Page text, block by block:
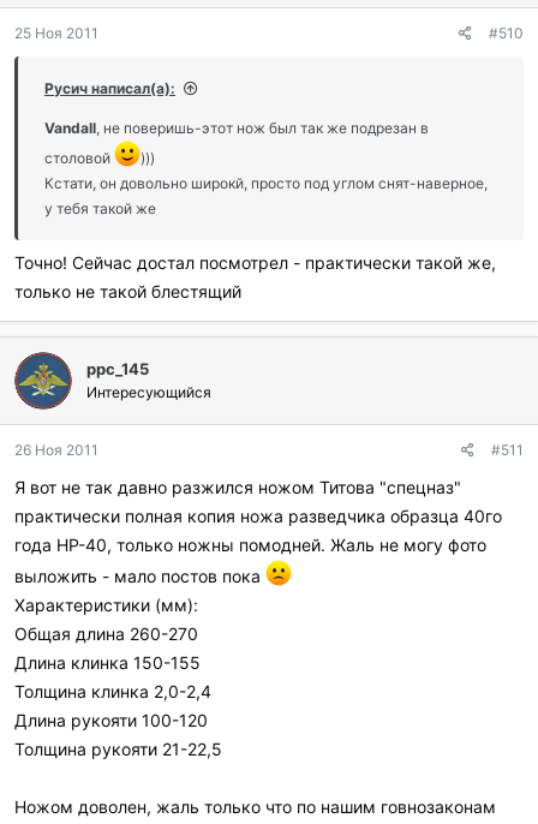
25 Ноя 2011 #510
Русич написал(а):
Vandall, не поверишь-этот нож был так же подрезан в
столовой
)))
Кстати, он довольно широкй, просто под углом снят-наверное,
у тебя такой же
Точно! Сейчас достал посмотрел - практически такой же,
только не такой блестящий
ppc_145
Интересующийся
26 Ноя 2011 #511
Я вот не так давно разжился ножом Титова "спецназ"
практически полная копия ножа разведчика образца 40го
года НР-40, только ножны помодней. Жаль не могу фото
выложить - мало постов пока
Характеристики (мм):
Общая длина 260-270
Длина клинка 150-155
Толщина клинка 2,0-2,4
Длина рукояти 100-120
Толщина рукояти 21-22,5
Ножом доволен, жаль только что по нашим говнозаконам